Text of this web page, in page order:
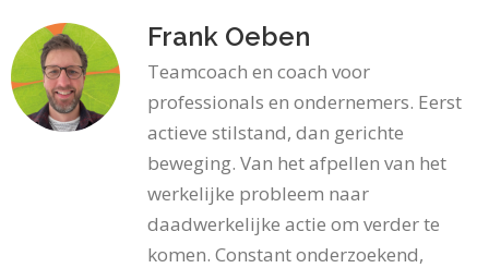
Frank Oeben
Teamcoach en coach voor
professionals en ondernemers. Eerst
actieve stilstand, dan gerichte
beweging. Van het afpellen van het
werkelijke probleem naar
daadwerkelijke actie om verder te
komen. Constant onderzoekend,